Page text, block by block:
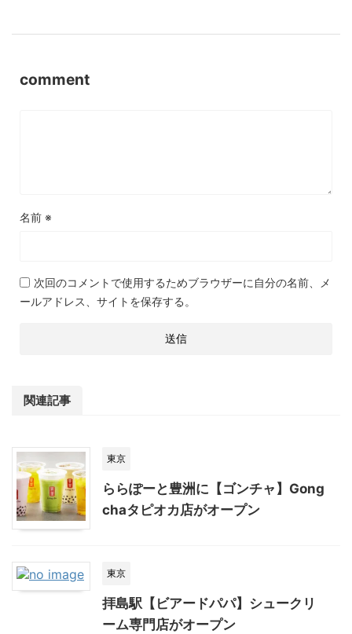
comment
名前 ※
次回のコメントで使用するためブラウザーに自分の名前、メ
ールアドレス、サイトを保存する。
関連記事
東京
ららぽーと豊洲に【ゴンチャ】Gong
chaタピオカ店がオープン
東京
拝島駅【ビアードパパ】シュークリ
ーム専門店がオープン